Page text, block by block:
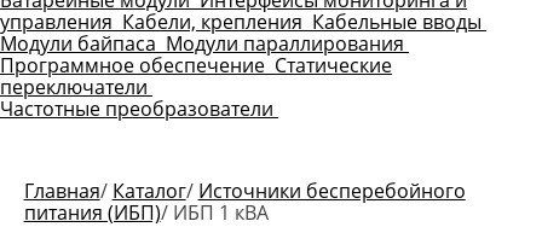
управления Кабели, крепления Кабельные вводы
Модули байпаса Модули параллирования
Программное обеспечение Статические
переключатели
Частотные преобразователи
Главная/ Каталог/ Источники бесперебойного
питания (ИБП)/ ИБП 1 кВА